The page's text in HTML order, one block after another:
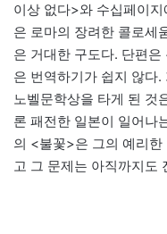
이상 없다>와 수십페이
은 로마의 장려한 콜로세
은 거대한 구도다. 단편
은 번역하기가 쉽지 않다
노벨문학상을 타게 된 것
론 패전한 일본이 일어나
의 <불꽃>은 그의 예리
고 그 문제는 아직까지도